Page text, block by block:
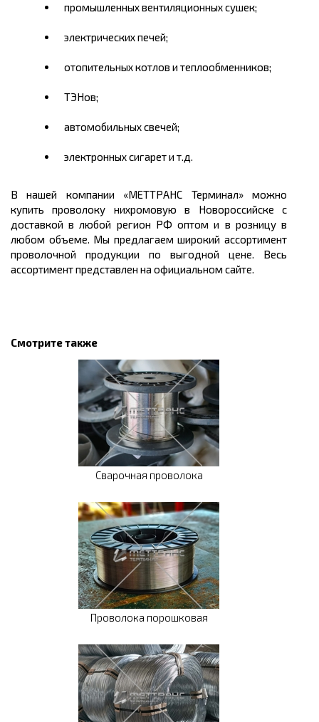
промышленных вентиляционных сушек;
электрических печей;
отопительных котлов и теплообменников;
ТЭНов;
автомобильных свечей;
электронных сигарет и т.д.
В нашей компании «МЕТТРАНС Терминал» можно
купитьпроволоку нихромовую в Новороссийске с
доставкой в любой регион РФ оптом и в розницу в
любом объеме. Мы предлагаем широкий ассортимент
проволочной продукции по выгодной цене. Весь
ассортимент представлен на официальном сайте.
Смотрите также
Сварочная проволока
Проволока порошковая